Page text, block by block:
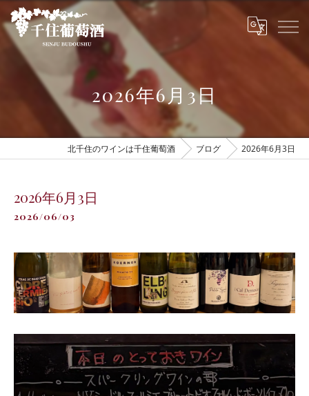
2026年6月3日
北千住のワインは千住葡萄酒 ブログ 2026年6月3日
2026年6月3日
2026/06/03